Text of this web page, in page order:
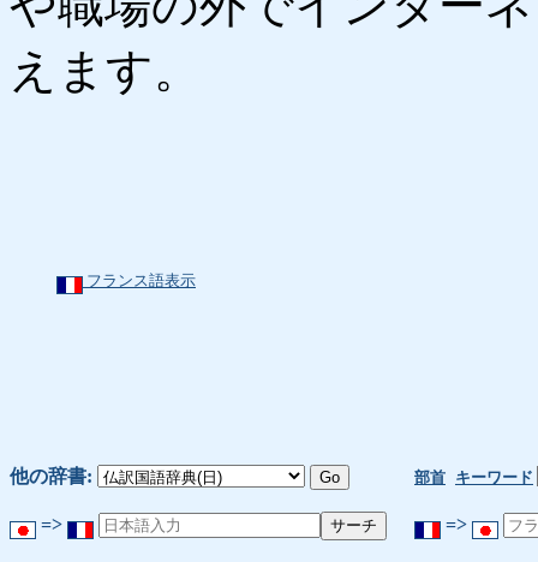
えます。
フランス語表示
他の辞書: 部首 キーワード
=> =>